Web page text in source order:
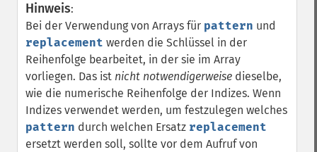
Hinweis:
Bei der Verwendung von Arrays für pattern und
replacement werden die Schlüssel in der
Reihenfolge bearbeitet, in der sie im Array
vorliegen. Das ist nicht notwendigerweise dieselbe,
wie die numerische Reihenfolge der Indizes. Wenn
Indizes verwendet werden, um festzulegen welches
pattern durch welchen Ersatz replacement
ersetzt werden soll, sollte vor dem Aufruf von